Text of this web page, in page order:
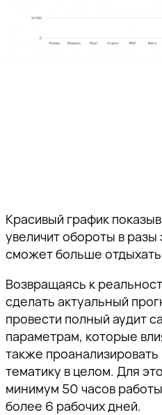
Красивый график
увеличит обороты в разы
сможет больше
Возвращаясь к
сделать актуальный
провести полный аудит
параметрам, которые
также проанализировать
тематику в целом. Для
минимум 50 часов
более 6 рабочих дней.